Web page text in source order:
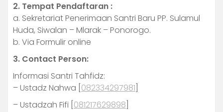
2. Tempat Pendaftaran :
a. Sekretariat Penerimaan Santri Baru PP. Sulamul
Huda, Siwalan – Mlarak – Ponorogo.
b. Via Formulir online
3. Contact Person:
Informasi Santri Tahfidz:
– Ustadz Nahwa [ 082334297981
– Ustadzah Fifi [ 081217629898